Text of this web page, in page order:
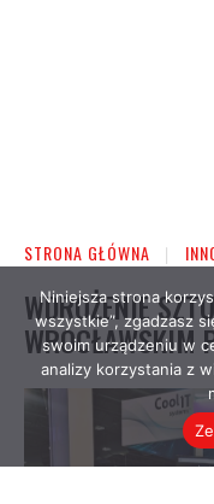
Niniejsza strona
wszystkie”, zgadzasz
swoim urządzeniu w
analizy korzystania z